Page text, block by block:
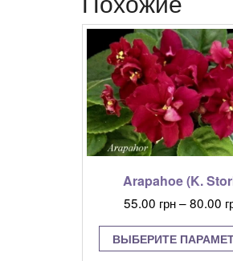
Arapahoe (K.
55.00 грн–80.00
ВЫБЕРИТЕ